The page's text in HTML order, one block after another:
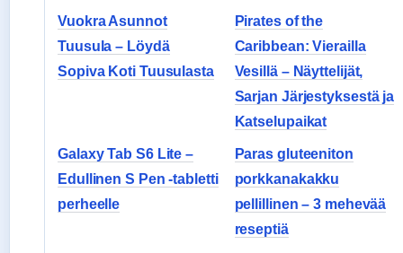
Vuokra Asunnot
Tuusula – Löydä
Sopiva Koti Tuusulasta
Pirates of the
Caribbean: Vierailla
Vesillä – Näyttelijät,
Sarjan Järjestyksestä ja
Katselupaikat
Galaxy Tab S6 Lite –
Edullinen S Pen -tabletti
perheelle
Paras gluteeniton
porkkanakakku
pellillinen – 3 mehevää
reseptiä